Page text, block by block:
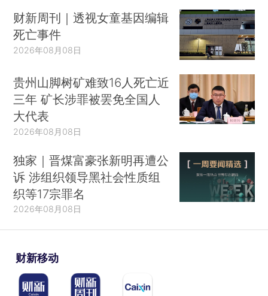
财新周刊｜透视女童基因编辑
死亡事件
2026年08月08日
贵州山脚树矿难致16人死亡近
三年 矿长涉罪被罢免全国人
大代表
2026年08月08日
独家｜晋煤富豪张新明再遭公
诉 涉组织领导黑社会性质组
织等17宗罪名
2026年08月08日
财新移动